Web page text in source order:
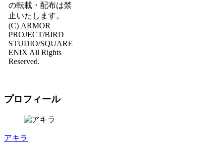
の転載・配布は禁
止いたします。
(C) ARMOR
PROJECT/BIRD
STUDIO/SQUARE
ENIX All Rights
Reserved.
プロフィール
アキラ